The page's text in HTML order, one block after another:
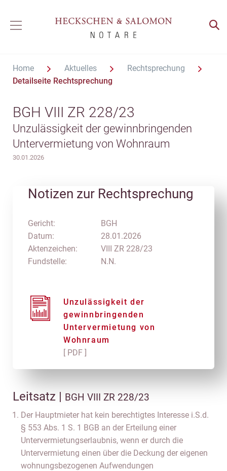
Home Aktuelles
Rechtsprechung
Detailseite Rechtsprechung
BGH VIII ZR 228/23
Unzulässigkeit der gewinnbringenden
Untervermietung von Wohnraum
30.01.2026
Notizen zur Rechtsprechung
Gericht:
Datum:
Aktenzeichen:
Fundstelle:
BGH
28.01.2026
VIII ZR 228/23
N.N.
Unzulässigkeit der
gewinnbringenden
Untervermietung von
Wohnraum
[ PDF ]
Leitsatz | BGH VIII ZR 228/23
Der Hauptmieter hat kein berechtigtes Interesse i.S.d.
§ 553 Abs. 1 S. 1 BGB an der Erteilung einer
Untervermietungserlaubnis, wenn er durch die
Untervermietung einen über die Deckung der eigenen
wohnungsbezogenen Aufwendungen